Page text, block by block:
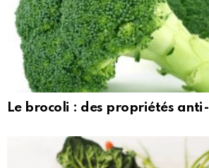
Le brocoli : des propriétés